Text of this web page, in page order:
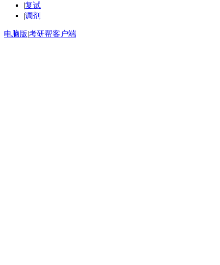
|复试
|调剂
电脑版|考研帮客户端